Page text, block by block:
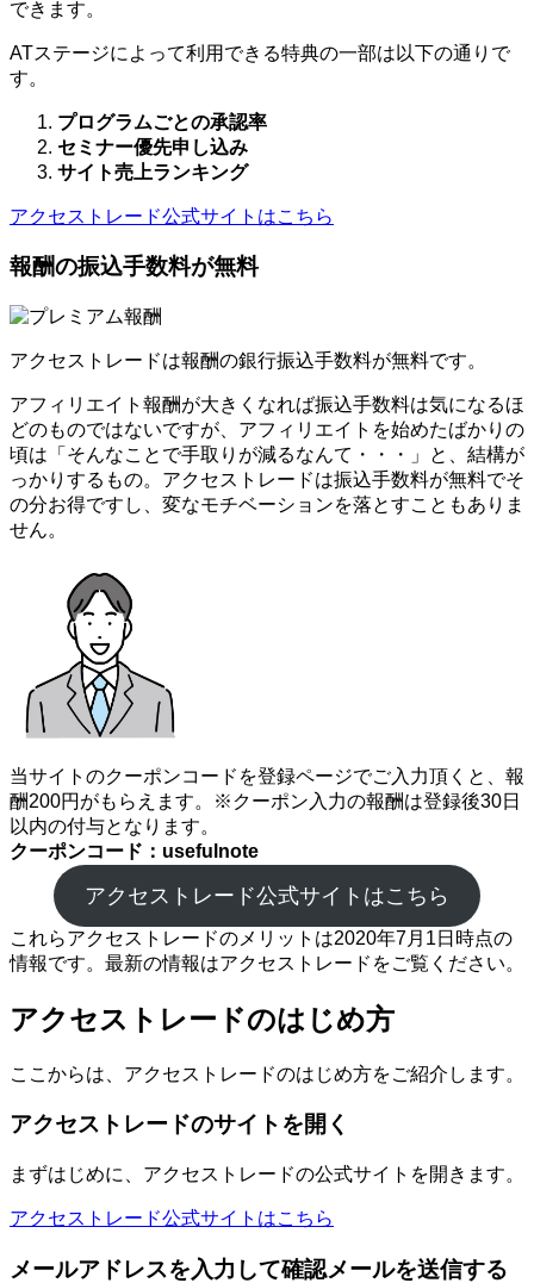
できます。
ATステージによって利用できる特典の一部は以下の通りで
す。
プログラムごとの承認率
セミナー優先申し込み
サイト売上ランキング
アクセストレード公式サイトはこちら
報酬の振込手数料が無料
アクセストレードは報酬の銀行振込手数料が無料です。
アフィリエイト報酬が大きくなれば振込手数料は気になるほ
どのものではないですが、アフィリエイトを始めたばかりの
頃は「そんなことで手取りが減るなんて・・・」と、結構が
っかりするもの。アクセストレードは振込手数料が無料でそ
の分お得ですし、変なモチベーションを落とすこともありま
せん。
当サイトのクーポンコードを登録ページでご入力頂くと、報
酬200円がもらえます。※クーポン入力の報酬は登録後30日
以内の付与となります。
クーポンコード：usefulnote
アクセストレード公式サイトはこちら
これらアクセストレードのメリットは2020年7月1日時点の
情報です。最新の情報はアクセストレードをご覧ください。
アクセストレードのはじめ方
ここからは、アクセストレードのはじめ方をご紹介します。
アクセストレードのサイトを開く
まずはじめに、アクセストレードの公式サイトを開きます。
アクセストレード公式サイトはこちら
メールアドレスを入力して確認メールを送信する